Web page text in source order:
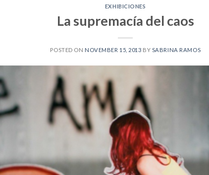
EXHIBICIONES
La supremacía del caos
POSTED ON NOVEMBER 15, 2013 BY SABRINA RAMOS